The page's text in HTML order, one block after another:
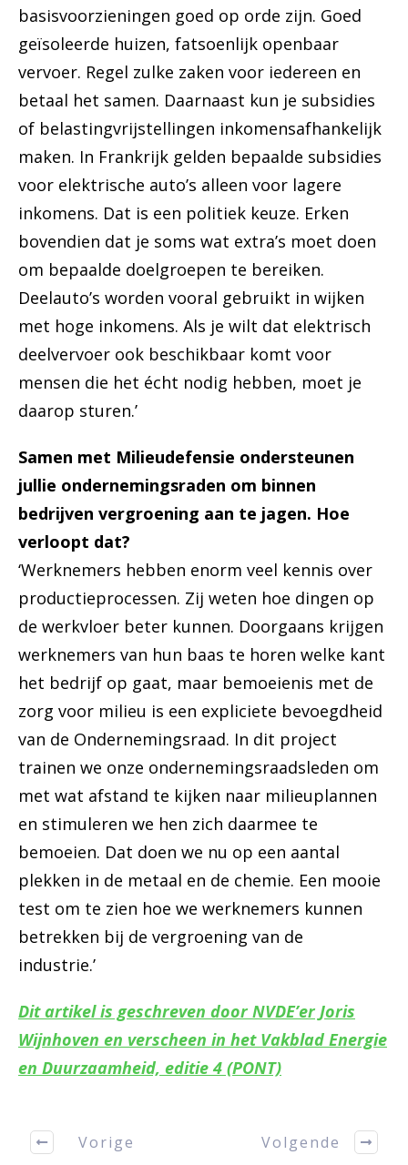
basisvoorzieningen goed op orde zijn. Goed
geïsoleerde huizen, fatsoenlijk openbaar
vervoer. Regel zulke zaken voor iedereen en
betaal het samen. Daarnaast kun je subsidies
of belastingvrijstellingen inkomensafhankelijk
maken. In Frankrijk gelden bepaalde subsidies
voor elektrische auto’s alleen voor lagere
inkomens. Dat is een politiek keuze. Erken
bovendien dat je soms wat extra’s moet doen
om bepaalde doelgroepen te bereiken.
Deelauto’s worden vooral gebruikt in wijken
met hoge inkomens. Als je wilt dat elektrisch
deelvervoer ook beschikbaar komt voor
mensen die het écht nodig hebben, moet je
daarop sturen.’
Samen met Milieudefensie ondersteunen
jullie ondernemingsraden om binnen
bedrijven vergroening aan te jagen. Hoe
verloopt dat?
‘Werknemers hebben enorm veel kennis over
productieprocessen. Zij weten hoe dingen op
de werkvloer beter kunnen. Doorgaans krijgen
werknemers van hun baas te horen welke kant
het bedrijf op gaat, maar bemoeienis met de
zorg voor milieu is een expliciete bevoegdheid
van de Ondernemingsraad. In dit project
trainen we onze ondernemingsraadsleden om
met wat afstand te kijken naar milieuplannen
en stimuleren we hen zich daarmee te
bemoeien. Dat doen we nu op een aantal
plekken in de metaal en de chemie. Een mooie
test om te zien hoe we werknemers kunnen
betrekken bij de vergroening van de
industrie.’
Dit artikel is geschreven door NVDE’er Joris
Wijnhoven en verscheen in het Vakblad Energie
en Duurzaamheid, editie 4 (PONT)
Vorige Volgende